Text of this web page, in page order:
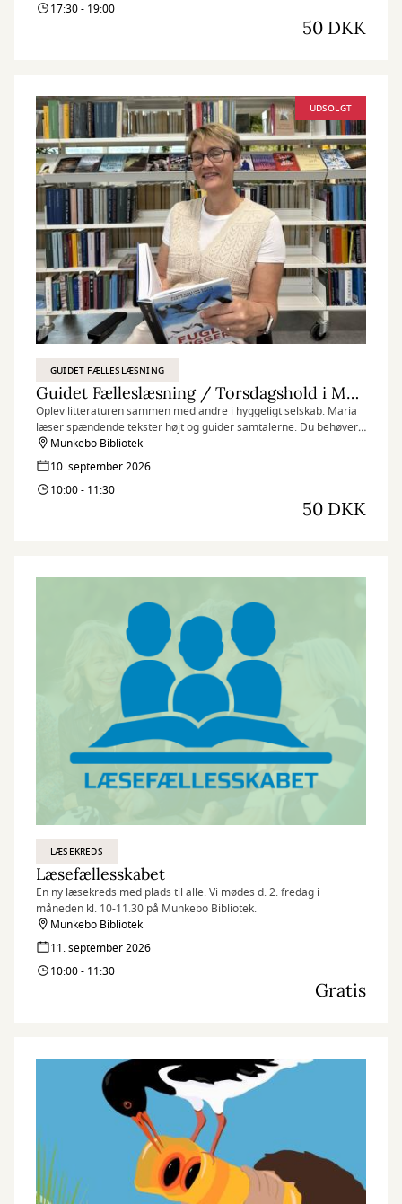
17:30 - 19:00
50 DKK
UDSOLGT
GUIDET FÆLLESLÆSNING
Guidet Fælleslæsning / Torsdagshold i Munkebo
Oplev litteraturen sammen med andre i hyggeligt selskab. Maria
læser spændende tekster højt og guider samtalerne. Du behøver
ikke have læst noget på forhånd, bare mød op og nyd det bedste
fra en læsekreds uden at skulle læse bogen selv. ⁠
Munkebo Bibliotek
10. september 2026
10:00 - 11:30
50 DKK
LÆSEKREDS
Læsefællesskabet
En ny læsekreds med plads til alle. Vi mødes d. 2. fredag i
måneden kl. 10-11.30 på Munkebo Bibliotek.
Munkebo Bibliotek
11. september 2026
10:00 - 11:30
Gratis